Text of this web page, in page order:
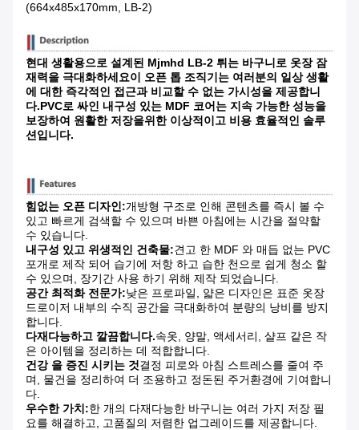
(664x485x170mm, LB-2)
현대 생활용으로 설계된 Mjmhd LB-2 튀는 바구니로 옷장 잠
재력을 극대화하세요이 오픈 톱 조직기는 여러분의 일상 생활
에 대한 즉각적인 접근과 비교할 수 없는 가시성을 제공합니
다.PVC로 싸인 내구성 있는 MDF 코어는 지속 가능한 성능을
보장하여 원활한 저장을위한 이상적이고 비용 효율적인 솔루
션입니다.
힘없는 오픈 디자인:개방형 구조로 인해 콘텐츠를 즉시 볼 수
있고 빠르게 검색할 수 있으며 바쁜 아침에는 시간을 절약할
수 있습니다.
내구성 있고 위생적인 건축물:견고 한 MDF 와 매듭 없는 PVC
포개로 제작 되어 습기에 저항 하고 습한 천으로 쉽게 청소 할
수 있으며, 장기간 사용 하기 위해 제작 되었습니다.
공간 최적화 전문가:낮은 프로파일, 얇은 디자인은 표준 옷장
드로이저 내부의 수직 공간을 극대화하여 분량의 낭비를 방지
합니다.
다재다능하고 깔끔합니다.속옷, 양말, 액세서리, 샬프 같은 작
은 아이템을 정리하는 데 적합합니다.
건강 을 증진 시키는 것결정 피로와 아침 스트레스를 줄여 주
며, 물건을 정리하여 더 조용하고 정돈된 주거환경에 기여합니
다.
우수한 가치:한 개의 다재다능한 바구니는 여러 가지 저장 필
요를 해결하고, 고품질의 저렴한 업그레이드를 제공합니다.